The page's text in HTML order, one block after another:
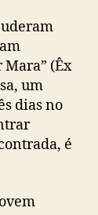
Mara” (Êx
um
dias no
é